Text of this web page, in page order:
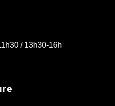
/ 13h30-16h